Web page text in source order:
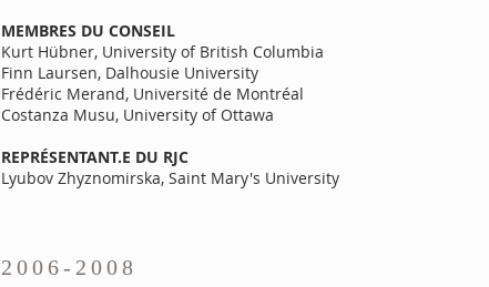
MEMBRES DU CONSEIL
Kurt Hübner, University of British Columbia​
Finn Laursen, Dalhousie University
Frédéric Merand, Université de Montréal
Costanza Musu, University of Ottawa
REPRÉSENTANT.E DU RJC
Lyubov Zhyznomirska, Saint Mary's University
2006-2008